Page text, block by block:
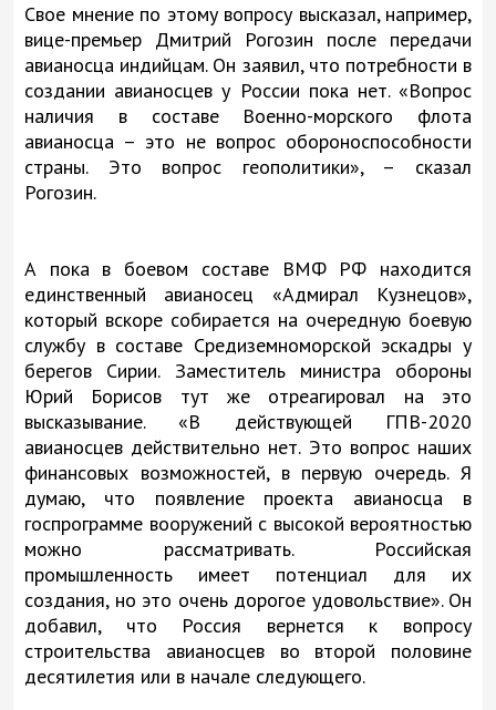
Свое мнение по этому вопросу высказал, например,
вице-премьер Дмитрий Рогозин после передачи
авианосца индийцам. Он заявил, что потребности в
создании авианосцев у России пока нет. «Вопрос
наличия в составе Военно-морского флота
авианосца – это не вопрос обороноспособности
страны. Это вопрос геополитики», – сказал
Рогозин.
А пока в боевом составе ВМФ РФ находится
единственный авианосец «Адмирал Кузнецов»,
который вскоре собирается на очередную боевую
службу в составе Средиземноморской эскадры у
берегов Сирии. Заместитель министра обороны
Юрий Борисов тут же отреагировал на это
высказывание. «В действующей ГПВ-2020
авианосцев действительно нет. Это вопрос наших
финансовых возможностей, в первую очередь. Я
думаю, что появление проекта авианосца в
госпрограмме вооружений с высокой вероятностью
можно рассматривать. Российская
промышленность имеет потенциал для их
создания, но это очень дорогое удовольствие». Он
добавил, что Россия вернется к вопросу
строительства авианосцев во второй половине
десятилетия или в начале следующего.